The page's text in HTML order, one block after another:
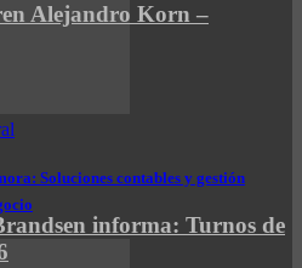
Soluciones contables y gestión
Alejandro Korn –
informa: Turnos de